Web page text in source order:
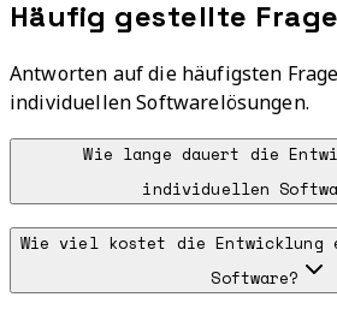
Häufig gestellte
Antworten auf die häufigsten
individuellen Softwarelösungen.
Wie lange dauert die
individuellen
Wie viel kostet die
Software?